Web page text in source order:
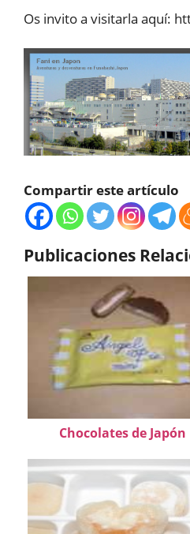
Os invito a visitarla aquí:
Compartir este artículo
Publicaciones
Chocolates de Japón